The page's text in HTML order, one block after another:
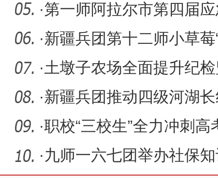
·第一师阿拉尔市第四届
暨“安康
·新疆兵团第十二师小草莓
·土墩子农场全面提升纪
素质
·新疆兵团推动四级河湖
·职校“三校生”全力冲刺高
·九师一六七团举办社保